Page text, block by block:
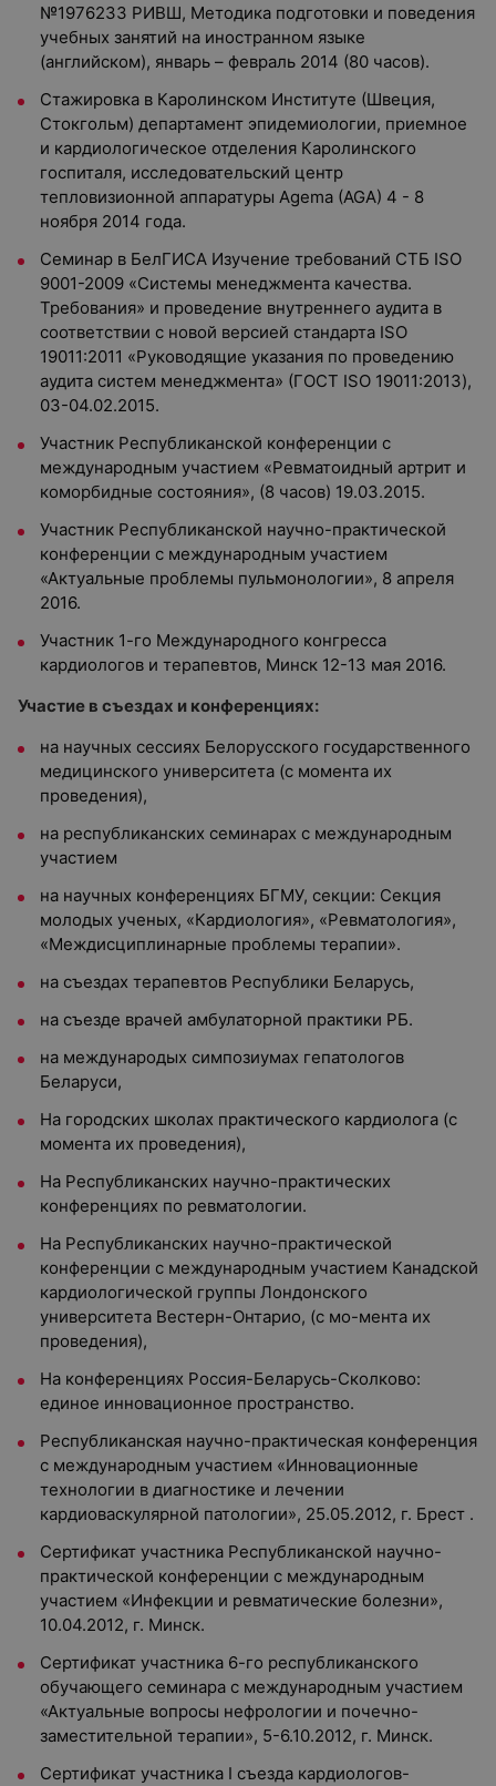
№1976233 РИВШ, Методика подготовки и поведения
учебных занятий на иностранном языке
(английском), январь – февраль 2014 (80 часов).
Стажировка в Каролинском Институте (Швеция,
Стокгольм) департамент эпидемиологии, приемное
и кардиологическое отделения Каролинского
госпиталя, исследовательский центр
тепловизионной аппаратуры Agema (AGA) 4 - 8
ноября 2014 года.
Семинар в БелГИСА Изучение требований СТБ ISO
9001-2009 «Системы менеджмента качества.
Требования» и проведение внутреннего аудита в
соответствии с новой версией стандарта ISO
19011:2011 «Руководящие указания по проведению
аудита систем менеджмента» (ГОСТ ISO 19011:2013),
03-04.02.2015.
Участник Республиканской конференции с
международным участием «Ревматоидный артрит и
коморбидные состояния», (8 часов) 19.03.2015.
Участник Республиканской научно-практической
конференции с международным участием
«Актуальные проблемы пульмонологии», 8 апреля
2016.
Участник 1-го Международного конгресса
кардиологов и терапевтов, Минск 12-13 мая 2016.
Участие в съездах и конференциях:
на научных сессиях Белорусского государственного
медицинского университета (с момента их
проведения),
на республиканских семинарах с международным
участием
на научных конференциях БГМУ, секции: Секция
молодых ученых, «Кардиология», «Ревматология»,
«Междисциплинарные проблемы терапии».
на съездах терапевтов Республики Беларусь,
на съезде врачей амбулаторной практики РБ.
на международых симпозиумах гепатологов
Беларуси,
На городских школах практического кардиолога (с
момента их проведения),
На Республиканских научно-практических
конференциях по ревматологии.
На Республиканских научно-практической
конференции с международным участием Канадской
кардиологической группы Лондонского
университета Вестерн-Онтарио, (с мо-мента их
проведения),
На конференциях Россия-Беларусь-Сколково:
единое инновационное пространство.
Республиканская научно-практическая конференция
с международным участием «Инновационные
технологии в диагностике и лечении
кардиоваскулярной патологии», 25.05.2012, г. Брест .
Сертификат участника Республиканской научно-
практической конференции с международным
участием «Инфекции и ревматические болезни»,
10.04.2012, г. Минск.
Сертификат участника 6-го республиканского
обучающего семинара с международным участием
«Актуальные вопросы нефрологии и почечно-
заместительной терапии», 5-6.10.2012, г. Минск.
Сертификат участника I съезда кардиологов-